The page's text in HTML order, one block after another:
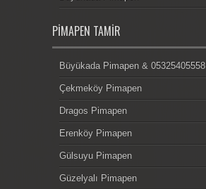
PIMAPEN TAMIR
Büyükada Pimapen & 05325405558
Çekmeköy Pimapen
Dragos Pimapen
Erenköy Pimapen
Gülsuyu Pimapen
Güzelyalı Pimapen